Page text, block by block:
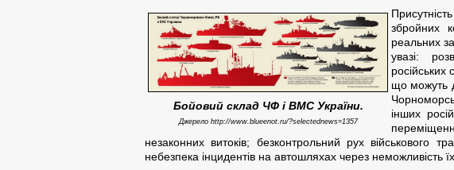
Бойовий склад ЧФ і ВМС України.
Джерело http://www.blueenot.ru/?selectednews=1357
збройних
реальних
увазі:
що можуть
інших
незаконних витоків; безконтрольний рух військового
небезпека інцидентів на автошляхах через неможливість